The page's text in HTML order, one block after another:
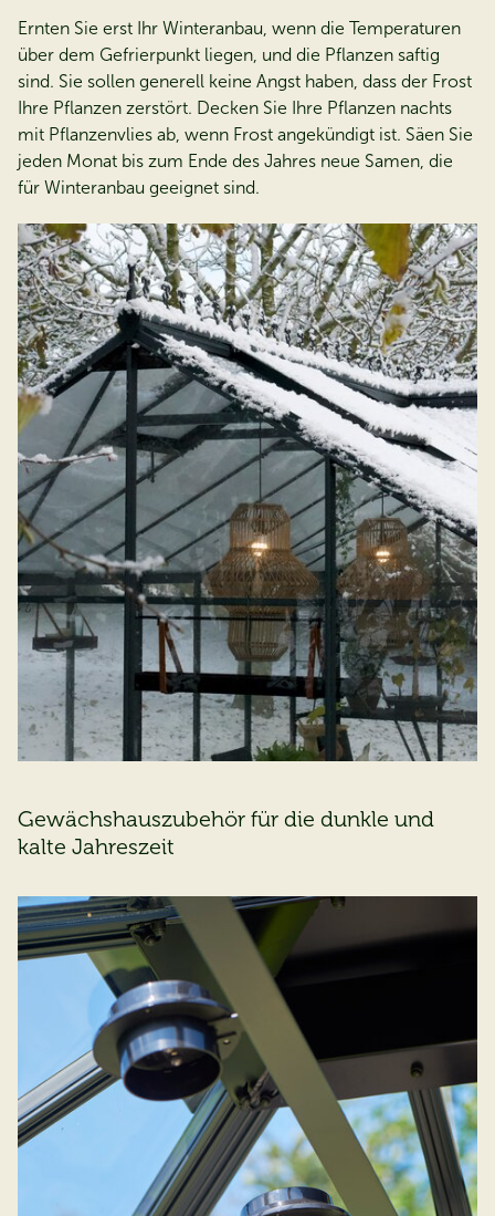
Ernten Sie erst Ihr Winteranbau, wenn die Temperaturen
über dem Gefrierpunkt liegen, und die Pflanzen saftig
sind. Sie sollen generell keine Angst haben, dass der Frost
Ihre Pflanzen zerstört. Decken Sie Ihre Pflanzen nachts
mit Pflanzenvlies ab, wenn Frost angekündigt ist. Säen Sie
jeden Monat bis zum Ende des Jahres neue Samen, die
für Winteranbau geeignet sind.
Gewächshauszubehör für die dunkle und
kalte Jahreszeit